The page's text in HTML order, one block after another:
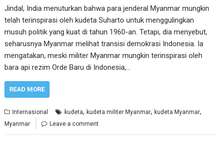
Jindal, India menuturkan bahwa para jenderal Myanmar mungkin
telah terinspirasi oleh kudeta Suharto untuk menggulingkan
musuh politik yang kuat di tahun 1960-an. Tetapi, dia menyebut,
seharusnya Myanmar melihat transisi demokrasi Indonesia. Ia
mengatakan, meski militer Myanmar mungkin terinspirasi oleh
bara api rezim Orde Baru di Indonesia,…
READ MORE
Internasional kudeta,kudeta militer Myanmar,kudeta Myanmar,
Myanmar Leave a comment